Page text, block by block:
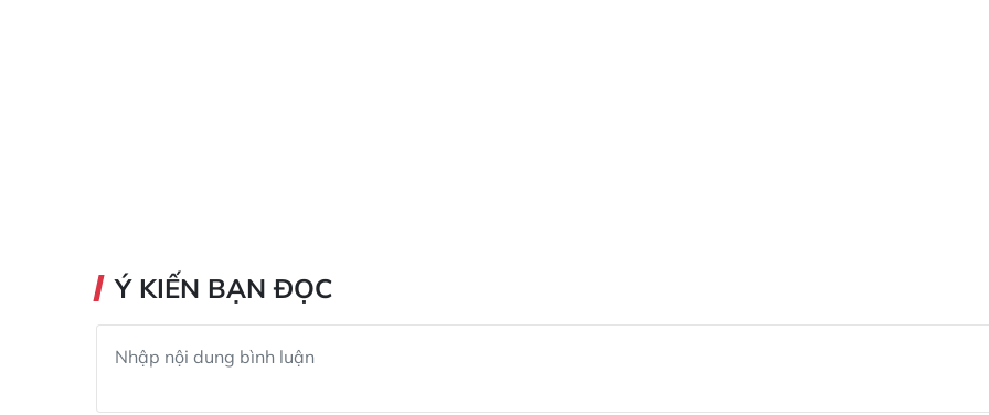
Ý KIẾN BẠN ĐỌC